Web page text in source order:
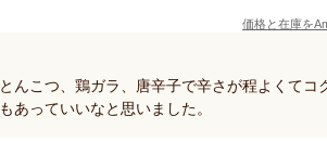
価格と在庫を
んこつ、鶏ガラ、唐辛子で辛さが程よくてコ
あっていいなと思いました。